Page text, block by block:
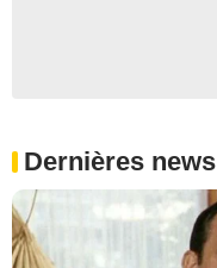
Dernières news